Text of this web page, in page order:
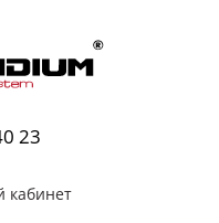
23
кабинет